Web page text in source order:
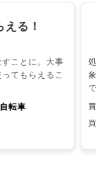
る！
ことに。大事
てもらえるこ
転車